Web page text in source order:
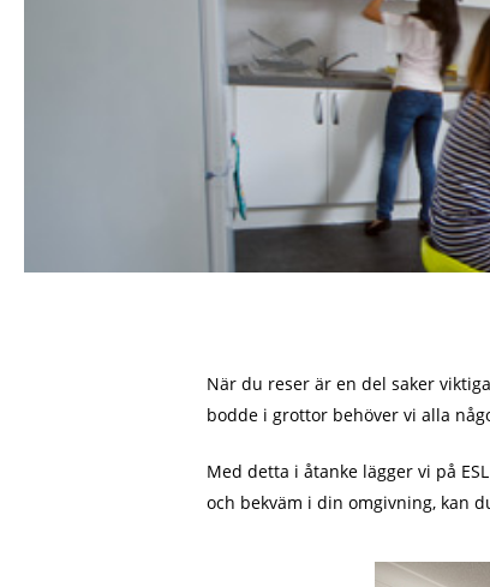
Hit enter to search or ESC to close
När du reser är en del saker
bodde i grottor behöver vi alla
Med detta i åtanke lägger vi på
och bekväm i din omgivning, kan